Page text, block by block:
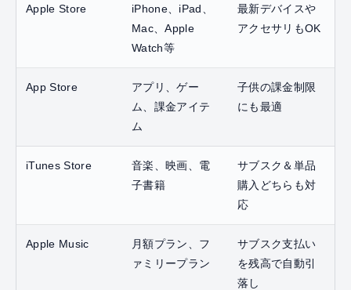
Apple Store
iPhone、iPad、
Mac、Apple
Watch等
最新デバイスや
アクセサリもOK
App Store
アプリ、ゲー
ム、課金アイテ
ム
子供の課金制限
にも最適
iTunes Store
音楽、映画、電
子書籍
サブスク＆単品
購入どちらも対
応
Apple Music
月額プラン、フ
ァミリープラン
サブスク支払い
を残高で自動引
落し